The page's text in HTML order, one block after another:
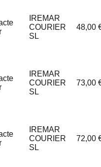
IREMAR
COURIER
SL
48,00
IREMAR
COURIER
SL
73,00
IREMAR
COURIER
SL
72,00